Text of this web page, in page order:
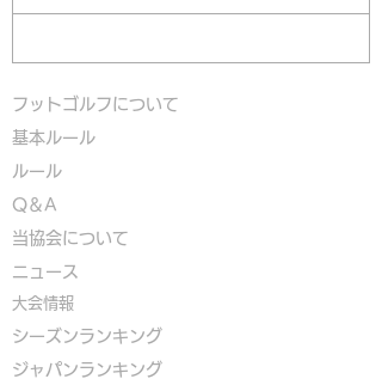
フットゴルフについて
基本ルール
ルール
Q＆A
​当協会について
​ニュース
大会情報
シーズンランキング
ジャパンランキング